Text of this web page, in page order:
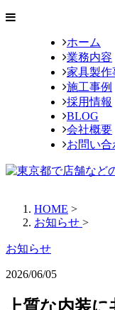
ホーム
業務内容
家具製作
施工事例
採用情報
BLOG
会社概要
お問い合
HOME >
お知らせ >
お知らせ
2026/06/05